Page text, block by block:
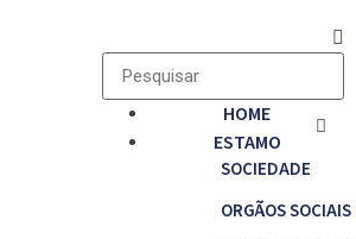
HOME
ESTAMO
SOCIEDADE
ORGÃOS SOCIAIS